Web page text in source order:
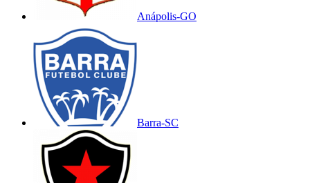
Anápolis-GO
Barra-SC